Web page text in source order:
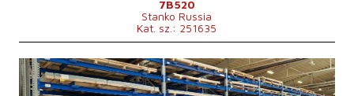
7B520
Stanko Russia
Kat. sz.: 251635
Gyártás éve:
2019
A gép súlya
3000 kg